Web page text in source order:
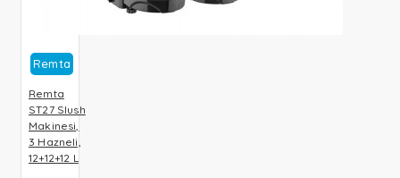
Remta
Remta
ST27 Slush
Makinesi,
3 Hazneli,
12+12+12 L